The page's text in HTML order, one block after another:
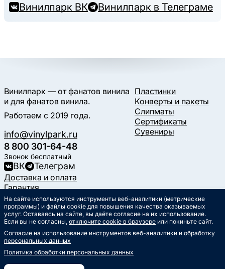
Винилпарк ВК Винилпарк в Телеграме
Винилпарк — от фанатов винила
и для фанатов винила.
Работаем с 2019 года.
info@vinylpark.ru
8 800 301-64-48
Звонок бесплатный
ВК Телеграм
Пластинки
Конверты и пакеты
Слипматы
Сертификаты
Сувениры
Доставка и оплата
Гарантия
Контакты
Статьи
Музыкальный календарь
Документы
Публичная оферта
Политика обработки
Согласие на обработкуперсональных данных
На сайте используются инструменты веб-аналитики (метрические
программы) и файлы cookie для повышения качества оказываемых
услуг. Оставаясь на сайте, вы даёте согласие на их использование.
Если вы не согласны, отключите cookie в браузере или покиньте сайт.
Согласие на использование инструментов веб-аналитики и обработку
персональных данных
Политика обработки персональных данных